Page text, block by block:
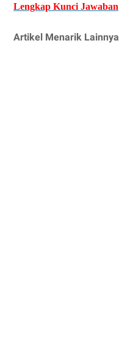
Lengkap Kunci Jawaban
Artikel Menarik Lainnya